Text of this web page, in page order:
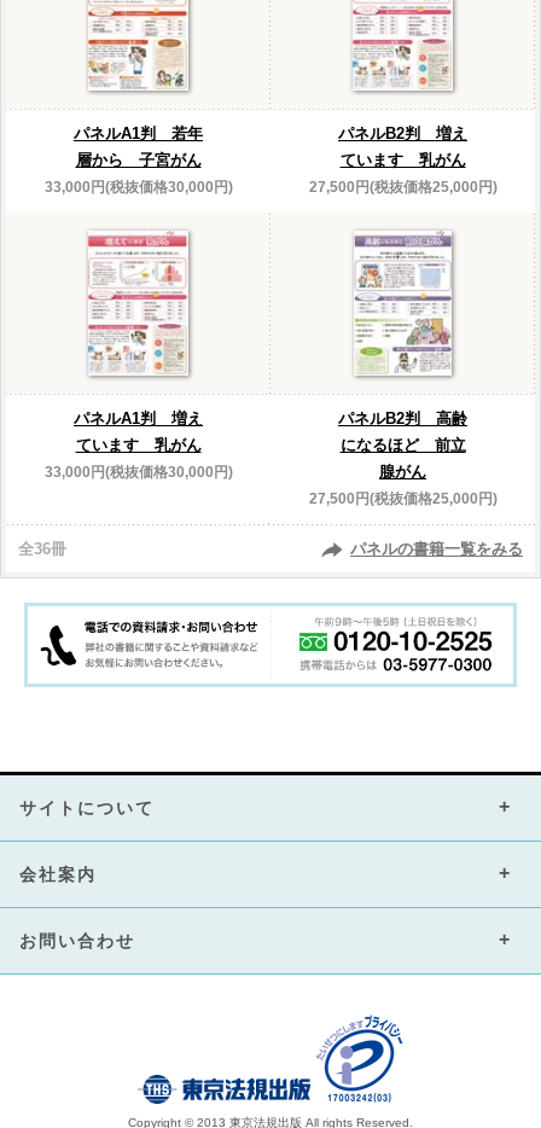
パネルA1判 若年
層から 子宮がん
33,000円(税抜価格30,000円)
パネルB2判 増え
ています 乳がん
27,500円(税抜価格25,000円)
パネルA1判 増え
ています 乳がん
33,000円(税抜価格30,000円)
パネルB2判 高齢
になるほど 前立
腺がん
27,500円(税抜価格25,000円)
全36冊 パネルの書籍一覧をみる
サイトについて
会社案内
お問い合わせ
Copyright © 2013 東京法規出版 All rights Reserved.